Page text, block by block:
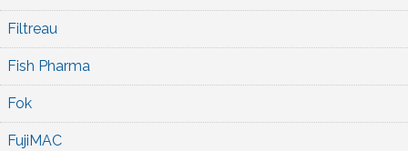
Filtreau
Fish Pharma
Fok
FujiMAC